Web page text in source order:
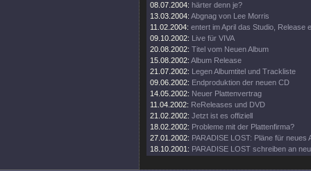
08.07.2004: härter denn je?
13.03.2004: Abgnag von Lee Morris
11.02.2004: entert im April das Studio, Release
09.10.2002: Live für VIVA
20.08.2002: Titel vom Neuen Album
15.08.2002: Album Release
21.07.2002: Legen Albumtitel und Trackliste
09.06.2002: Endproduktion der neuen CD
14.05.2002: Neuer Plattenvertrag
11.04.2002: ReReleases und DVD
21.02.2002: Jetzt ist es offiziell
18.02.2002: Probleme mit der Plattenfirma?
27.01.2002: PARADISE LOST: Pläne für neues
18.10.2001: PARADISE LOST schreiben an